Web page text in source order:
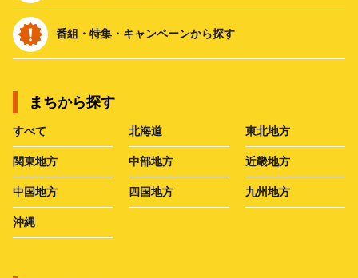
番組・特集・キャンペーンから探す
まちから探す
すべて 北海道 東北地方
関東地方 中部地方 近畿地方
中国地方 四国地方 九州地方
沖縄